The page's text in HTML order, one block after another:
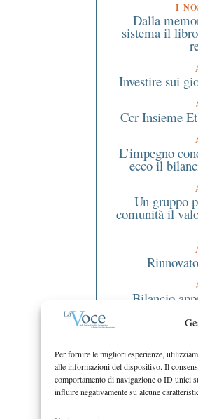
Per fornire le migliori esperienze,
alle informazioni del dispositivo. Il
comportamento di navigazione o ID unici
influire negativamente su alcune
I
Dalla
sistema il
Investire sui
Ccr Insieme
L’impegno
ecco il
Un gruppo
comunità il
Bilancio